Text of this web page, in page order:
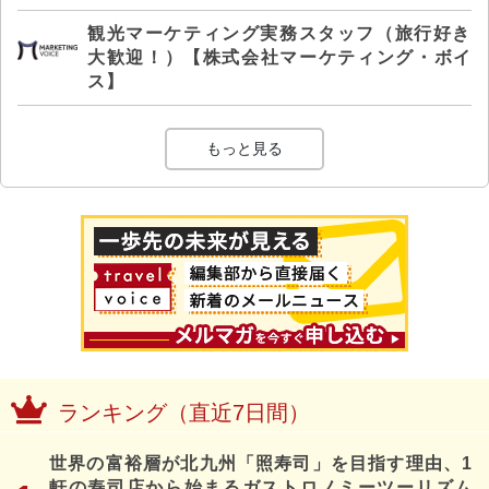
観光マーケティング実務スタッフ（旅行好き
大歓迎！）【株式会社マーケティング・ボイ
ス】
もっと見る
ランキング（直近7日間）
世界の富裕層が北九州「照寿司」を目指す理由、1